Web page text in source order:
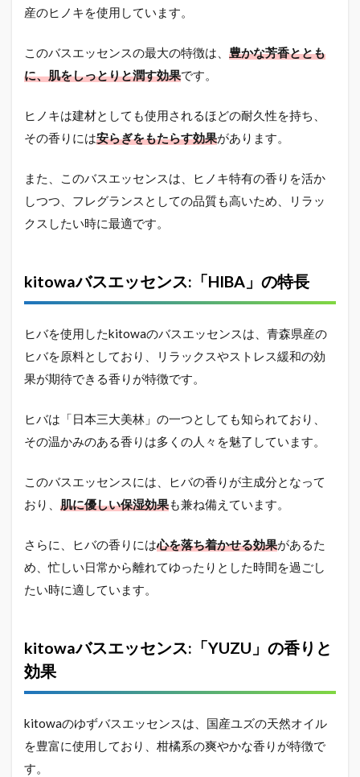
入浴剤
が合わ
ース
2.7
の口
ミ：
ルタ
ユー
ザー
2.8
ゼント
として
の魅力
kitowa
はどこ
てる？
法ガイ
2.10
kitowaの入
浴剤
「BATH
総括
産のヒノキを使用しています。
このバスエッセンスの最大の特徴は、 豊かな芳香ととも
に、肌をしっとりと潤す効果です。
ヒノキは建材としても使用されるほどの耐久性を持ち、
その香りには安らぎをもたらす効果があります。
また、このバスエッセンスは、ヒノキ特有の香りを活か
しつつ、フレグランスとしての品質も高いため、リラッ
クスしたい時に最適です。
kitowaバスエッセンス:「HIBA」の特長
ヒバを使用したkitowaのバスエッセンスは、青森県産の
ヒバを原料としており、リラックスやストレス緩和の効
果が期待できる香りが特徴です。
ヒバは「日本三大美林」の一つとしても知られており、
その温かみのある香りは多くの人々を魅了しています。
このバスエッセンスには、ヒバの香りが主成分となって
おり、 肌に優しい保湿効果も兼ね備えています。
さらに、ヒバの香りには心を落ち着かせる効果があるた
め、忙しい日常から離れてゆったりとした時間を過ごし
たい時に適しています。
kitowaバスエッセンス:「YUZU」の香りと
効果
kitowaのゆずバスエッセンスは、国産ユズの天然オイル
を豊富に使用しており、柑橘系の爽やかな香りが特徴で
す。